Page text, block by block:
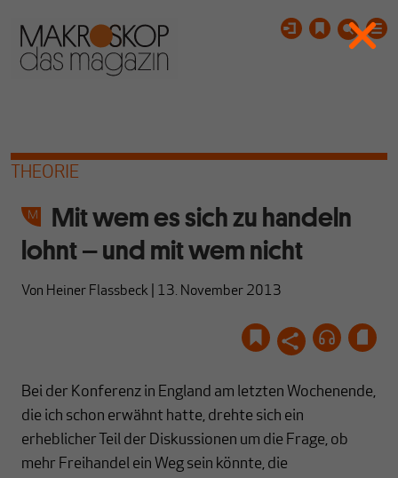
THEORIE
Mit wem es sich zu handeln
lohnt – und mit wem nicht
Von Heiner Flassbeck 13. November 2013
Bei der Konferenz in England am letzten Wochenende,
die ich schon erwähnt hatte, drehte sich ein
erheblicher Teil der Diskussionen um die Frage, ob
mehr Freihandel ein Weg sein könnte, die